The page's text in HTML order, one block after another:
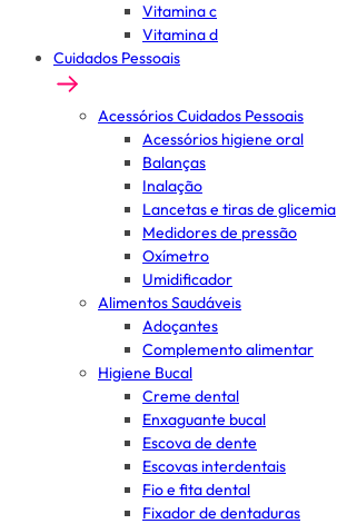
Vitamina c
Vitamina d
Cuidados Pessoais
Acessórios Cuidados Pessoais
Acessórios higiene oral
Balanças
Inalação
Lancetas e tiras de glicemia
Medidores de pressão
Oxímetro
Umidificador
Alimentos Saudáveis
Adoçantes
Complemento alimentar
Higiene Bucal
Creme dental
Enxaguante bucal
Escova de dente
Escovas interdentais
Fio e fita dental
Fixador de dentaduras